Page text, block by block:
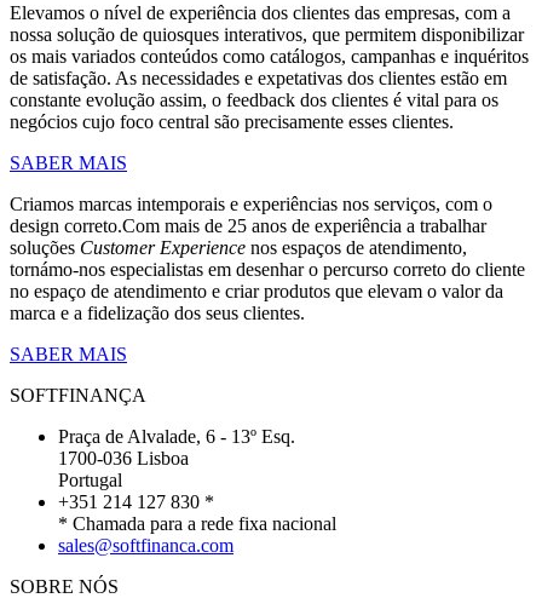
Elevamos o nível de experiência dos clientes das empresas, com a
nossa solução de quiosques interativos, que permitem disponibilizar
os mais variados conteúdos como catálogos, campanhas e inquéritos
de satisfação. As necessidades e expetativas dos clientes estão em
constante evolução assim, o feedback dos clientes é vital para os
negócios cujo foco central são precisamente esses clientes.
SABER MAIS
Criamos marcas intemporais e experiências nos serviços, com o
design correto.Com mais de 25 anos de experiência a trabalhar
soluções Customer Experience nos espaços de atendimento,
tornámo-nos especialistas em desenhar o percurso correto do cliente
no espaço de atendimento e criar produtos que elevam o valor da
marca e a fidelização dos seus clientes.
SABER MAIS
SOFTFINANÇA
Praça de Alvalade, 6 - 13º Esq.
1700-036 Lisboa
Portugal
+351 214 127 830 *
* Chamada para a rede fixa nacional
sales@softfinanca.com
SOBRE NÓS